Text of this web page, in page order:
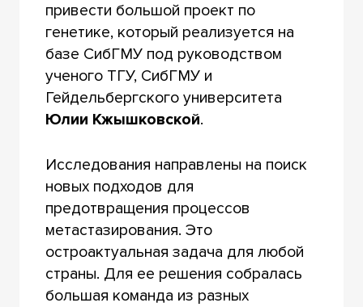
привести большой проект по
генетике, который реализуется на
базе СибГМУ под руководством
ученого ТГУ, СибГМУ и
Гейдельбергского университета
Юлии Кжышковской.
Исследования направлены на поиск
новых подходов для
предотвращения процессов
метастазирования. Это
остроактуальная задача для любой
страны. Для ее решения собралась
большая команда из разных